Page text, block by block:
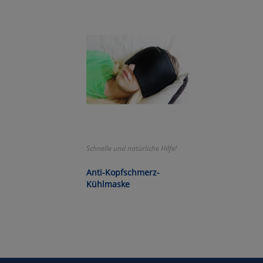
Schnelle und natürliche Hilfe!
Anti-Kopfschmerz-
Kühlmaske